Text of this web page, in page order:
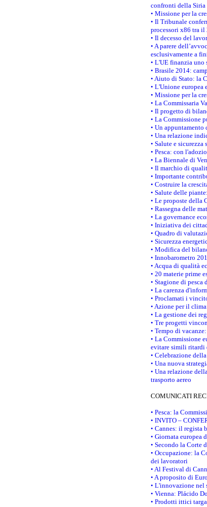
confronti della Siria
• Missione per la
• Il Tribunale
processori x86 tra
• Il decesso del
• A parere
esclusivamente a
• L'UE finanzia uno
• Brasile 2014:
• Aiuto di Stato: la
• L'Unione
• Missione per la
• La Commissaria
• Il progetto di
• La Commissione
• Un
• Una relazione
• Salute e
• Pesca: con
• La Biennale di
• Il marchio di
• Importante
• Costruire la
• Salute delle
• Le proposte della
• Rassegna delle
• La governance
• Iniziativa dei
• Quadro di
• Sicurezza
• Modifica del
• Innobarometro
• Acqua di qualità
• 20 materie prime
• Stagione di
• La carenza
• Proclamati i
• Azione per il
• La gestione dei
• Tre progetti
• Tempo di
• La Commissione
evitare simili ritardi
• Celebrazione
• Una nuova
• Una relazione
trasporto aereo
COMUNICATI
• Pesca: la
• INVITO –
• Cannes: il regista
• Giornata europea
• Secondo la Corte
• Occupazione: la
dei lavoratori
• Al Festival di
• A proposito di
• L'innovazione nel
• Vienna: Plácido
• Prodotti ittici